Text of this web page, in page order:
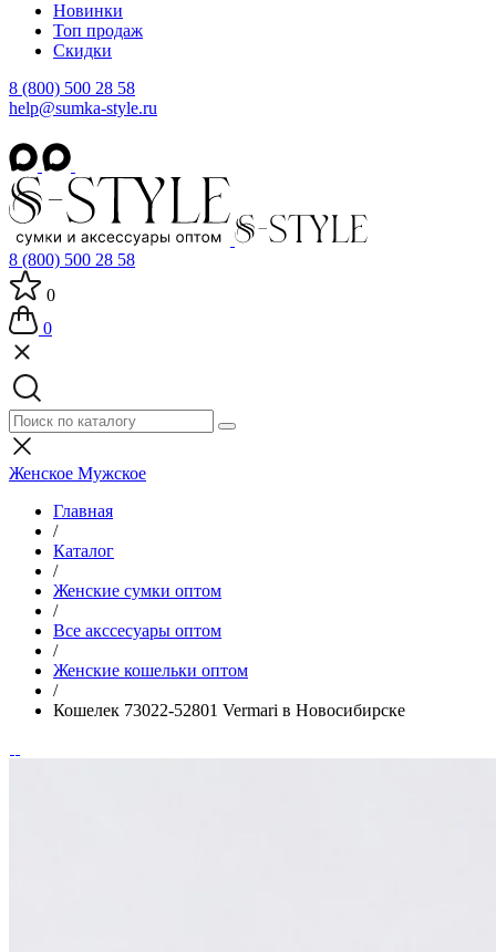
Новинки
Топ продаж
Скидки
8 (800) 500 28 58
help@sumka-style.ru
8 (800) 500 28 58
0
0
Женское Мужское
Главная
/
Каталог
/
Женские сумки оптом
/
Все акссесуары оптом
/
Женские кошельки оптом
/
Кошелек 73022-52801 Vermari в Новосибирске